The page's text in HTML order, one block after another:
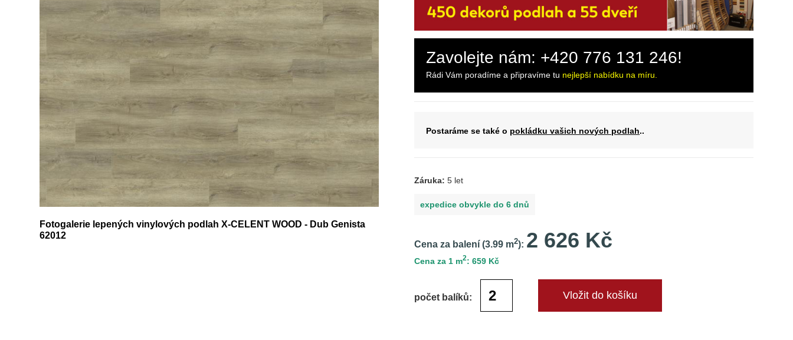
Fotogalerie lepených vinylových podlah X-CELENT WOOD - Dub Genista
62012
Zavolejte nám: +420 776 131 246!
Rádi Vám poradíme a připravíme tu nejlepší nabídku na míru.
Postaráme se také o pokládku vašich nových podlah..
Záruka:5 let
expedice obvykle do 6 dnů
Cena za balení (3.99 m2): 2 626 Kč
Cena za 1 m2: 659 Kč
počet balíků: